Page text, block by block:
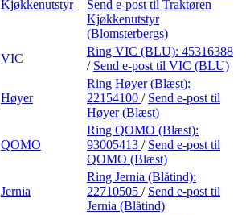
Kjøkkenutstyr
Send e-post til Traktøren
Kjøkkenutstyr
(Blomsterbergs)
VIC
Ring VIC (BLU): 45316388
/ Send e-post til VIC (BLU)
Høyer
Ring Høyer (Blæst):
22154100 / Send e-post til
Høyer (Blæst)
QOMO
Ring QOMO (Blæst):
93005413 / Send e-post til
QOMO (Blæst)
Jernia
Ring Jernia (Blåtind):
22710505 / Send e-post til
Jernia (Blåtind)